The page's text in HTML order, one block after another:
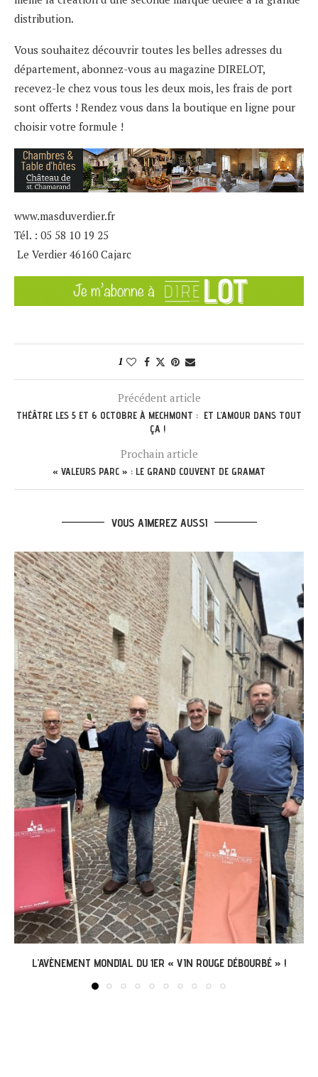
distribution.
Vous souhaitez découvrir toutes les belles adresses du
département, abonnez-vous au magazine DIRELOT,
recevez-le chez vous tous les deux mois, les frais de port
sont offerts ! Rendez vous dans la boutique en ligne pour
choisir votre formule !
www.masduverdier.fr
Tél. : 05 58 10 19 25
​ Le Verdier 46160 Cajarc
1
Précédent article
THÉÂTRE LES 5 ET 6 OCTOBRE À MECHMONT : ET L’AMOUR DANS TOUT
ÇA !
Prochain article
« VALEURS PARC » : LE GRAND COUVENT DE GRAMAT
VOUS AIMEREZ AUSSI
BIÈRES LOTOISES DE L’ÉTÉ : NOTRE JURY D’EXPERTS...